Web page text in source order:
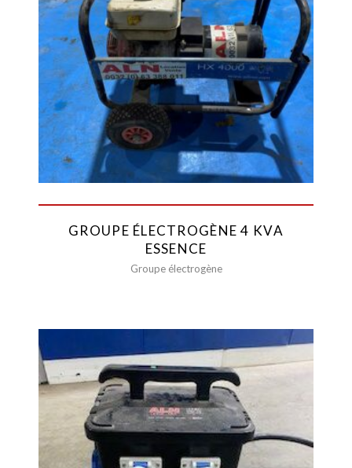
GROUPE ÉLECTROGÈNE 4 KVA
ESSENCE
Groupe électrogène